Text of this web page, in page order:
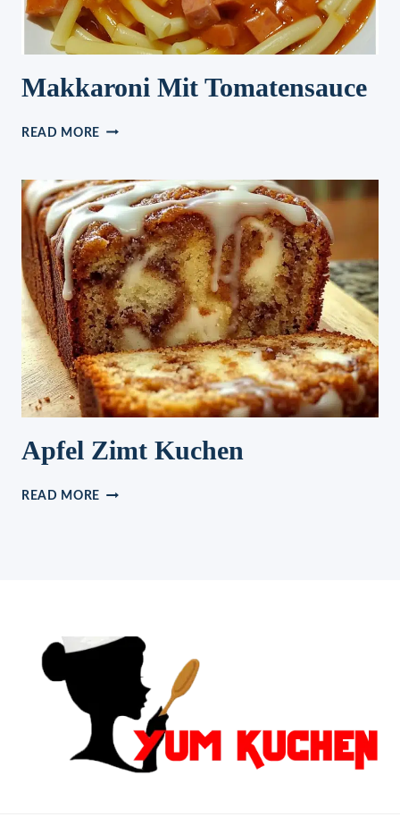
Makkaroni Mit Tomatensauce
READ MORE MAKKARONI
Apfel Zimt Kuchen
READ MORE APFEL